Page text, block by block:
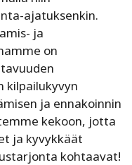
ajatuksenkin.
ja
on
kilpailukyvyn
ja ennakoinnin
kekoon, jotta
ja kyvykkäät
kohtaavat!